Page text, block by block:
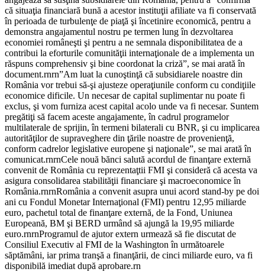
că situaţia financiară bună a acestor instituţii afiliate va fi conservată
în perioada de turbulenţe de piaţă şi încetinire economică, pentru a
demonstra angajamentul nostru pe termen lung în dezvoltarea
economiei româneşti şi pentru a ne semnala disponibilitatea de a
contribui la eforturile comunităţii internaţionale de a implementa un
răspuns comprehensiv şi bine coordonat la criză”, se mai arată în
document.rnrn”Am luat la cunoştinţă că subsidiarele noastre din
România vor trebui să-şi ajusteze operaţiunile conform cu condiţiile
economice dificile. Un necesar de capital suplimentar nu poate fi
exclus, şi vom furniza acest capital acolo unde va fi necesar. Suntem
pregătiţi să facem aceste angajamente, în cadrul programelor
multilaterale de sprijin, în termeni bilaterali cu BNR, şi cu implicarea
autorităţilor de supraveghere din ţările noastre de provenienţă,
conform cadrelor legislative europene şi naţionale”, se mai arată în
comunicat.rnrnCele nouă bănci salută acordul de finanţare externă
convenit de România cu reprezentaţtii FMI şi consideră că acesta va
asigura consolidarea stabilităţii financiare şi macroeconomice în
România.rnrnRomânia a convenit asupra unui acord stand-by pe doi
ani cu Fondul Monetar Internaţional (FMI) pentru 12,95 miliarde
euro, pachetul total de finanţare externă, de la Fond, Uniunea
Europeană, BM şi BERD urmând să ajungă la 19,95 miliarde
euro.rnrnProgramul de ajutor extern urmează să fie discutat de
Consiliul Executiv al FMI de la Washington în următoarele
săptămâni, iar prima tranşă a finanţării, de cinci miliarde euro, va fi
disponibilă imediat după aprobare.rn